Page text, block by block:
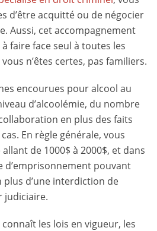
d’être acquitté ou de négocier
Aussi, cet accompagnement
faire face seul à toutes les
n’êtes certes, pas familiers.
encourues pour alcool au
d’alcoolémie, du nombre
en plus des faits
En règle générale, vous
de 1000$ à 2000$, et dans
d’emprisonnement pouvant
plus d’une interdiction de
judiciaire.
les lois en vigueur, les